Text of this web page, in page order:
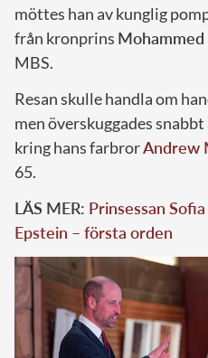
möttes han av kunglig
från kronprins Mohammed
MBS.
Resan skulle handla om
men överskuggades
kring hans farbrorAndrew
65.
LÄS MER: Prinsessan
Epstein – första orden